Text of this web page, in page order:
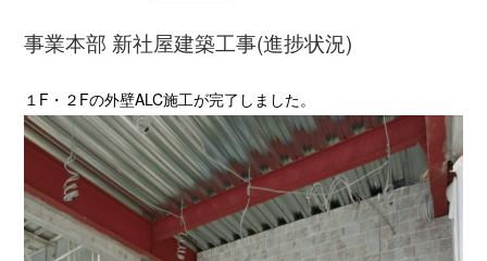
事業本部 新社屋建築工事(進捗状況)
１F・２Fの外壁ALC施工が完了しました。